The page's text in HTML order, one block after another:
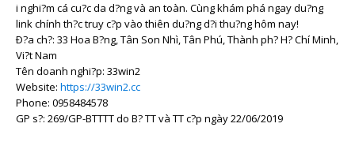
i nghi?m cá cu?c da d?ng và an toàn. Cùng khám phá ngay du?ng
link chính th?c truy c?p vào thiên du?ng d?i thu?ng hôm nay!
Ð?a ch?: 33 Hoa B?ng, Tân Son Nhì, Tân Phú, Thành ph? H? Chí Minh,
Vi?t Nam
Tên doanh nghi?p: 33win2
Website: https://33win2.cc
Phone: 0958484578
GP s?: 269/GP-BTTTT do B? TT và TT c?p ngày 22/06/2019